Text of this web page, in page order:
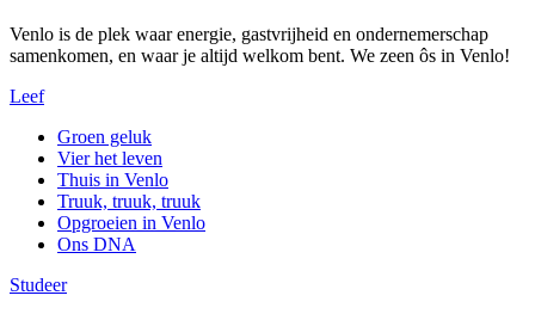
Venlo is de plek waar energie, gastvrijheid en ondernemerschap
samenkomen, en waar je altijd welkom bent. We zeen ôs in Venlo!
Leef
Groen geluk
Vier het leven
Thuis in Venlo
Truuk, truuk, truuk
Opgroeien in Venlo
Ons DNA
Studeer